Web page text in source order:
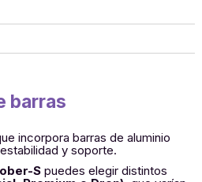
barras
incorpora barras de aluminio
y soporte.
S puedes elegir distintos